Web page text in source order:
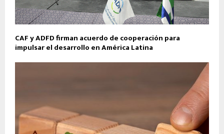
CAF y ADFD firman acuerdo de cooperación para
impulsar el desarrollo en América Latina